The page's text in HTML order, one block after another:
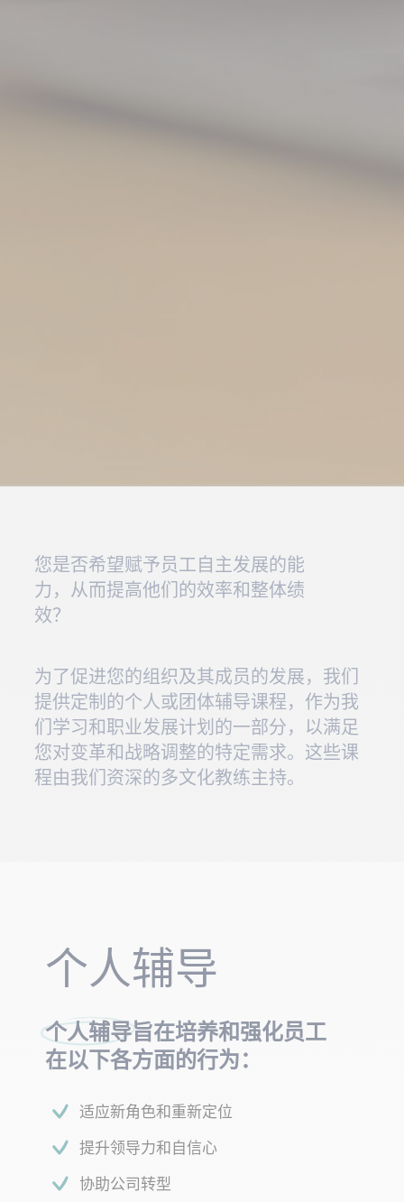
您是否希望赋予员工自主发展的能
力，从而提高他们的效率和整体绩
效？
为了促进您的组织及其成员的发展，我们
提供定制的个人或团体辅导课程，作为我
们学习和职业发展计划的一部分，以满足
您对变革和战略调整的特定需求。这些课
程由我们资深的多文化教练主持。
个人辅导
个人辅导旨在培养和强化员工
在以下各方面的行为：
适应新角色和重新定位
提升领导力和自信心
协助公司转型